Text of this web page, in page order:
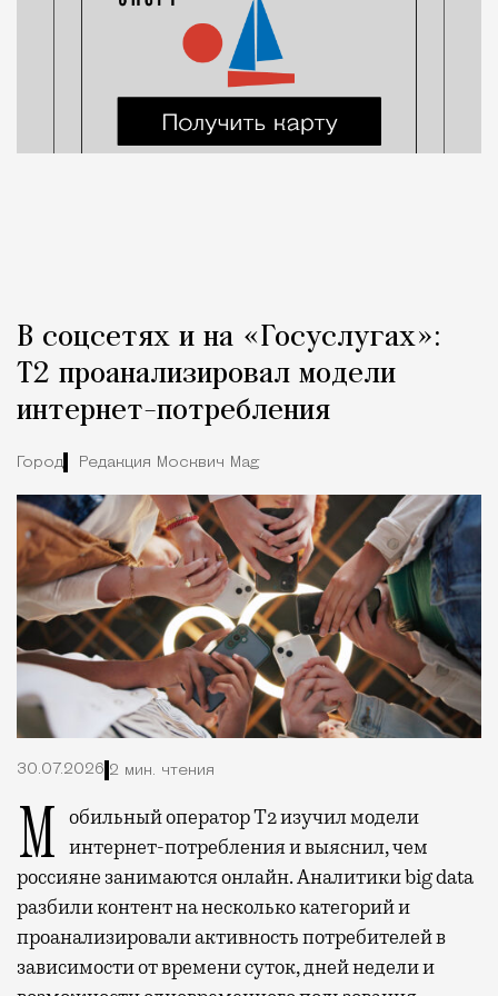
В соцсетях и на «Госуслугах»:
Т2 проанализировал модели
интернет-потребления
Город Редакция Москвич Mag
30.07.2026 2 мин. чтения
Мобильный оператор Т2 изучил модели интернет-потребления и выяснил, чем
россияне занимаются онлайн. Аналитики big data
разбили контент на несколько категорий и
проанализировали активность потребителей в
зависимости от времени суток, дней недели и